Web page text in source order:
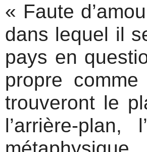
« Faute
dans lequel il
pays en
propre
trouveront le
l’arrière-